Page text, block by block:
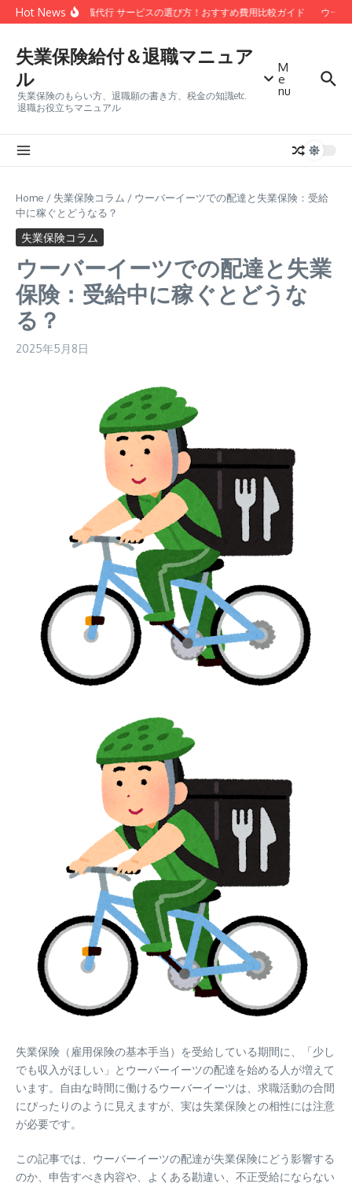
コンテンツへスキップ
Hot News安い 退職代行 サービスの選び方！おすすめ費用比較ガイド ウーバ
失業保険給付＆退職マニュア
ル
失業保険のもらい方、退職願の書き方、税金の知識etc.
退職お役立ちマニュアル
M
e
nu
Home / 失業保険コラム / ウーバーイーツでの配達と失業保険：受給
中に稼ぐとどうなる？
失業保険コラム
ウーバーイーツでの配達と失業
保険：受給中に稼ぐとどうな
る？
2025年5月8日
失業保険（雇用保険の基本手当）を受給している期間に、「少し
でも収入がほしい」とウーバーイーツの配達を始める人が増えて
います。自由な時間に働けるウーバーイーツは、求職活動の合間
にぴったりのように見えますが、実は失業保険との相性には注意
が必要です。
この記事では、ウーバーイーツの配達が失業保険にどう影響する
のか、申告すべき内容や、よくある勘違い、不正受給にならない